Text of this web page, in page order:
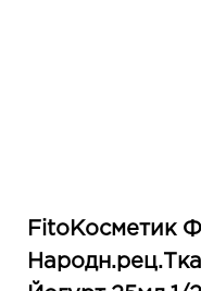
FitoКосметик